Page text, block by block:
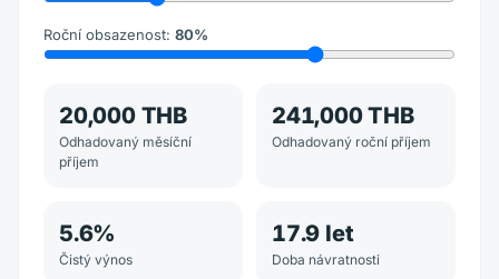
Roční obsazenost: 80%
20,000 THB
Odhadovaný měsíční
příjem
241,000 THB
Odhadovaný roční příjem
5.6%
Čistý výnos
17.9 let
Doba návratnosti